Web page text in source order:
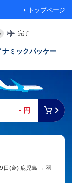
トップページ
完了
ナミックパッケー
- 円
日(金) 鹿児島 → 羽